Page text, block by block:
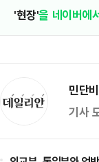
'현장'을 네이버에
민단
기사